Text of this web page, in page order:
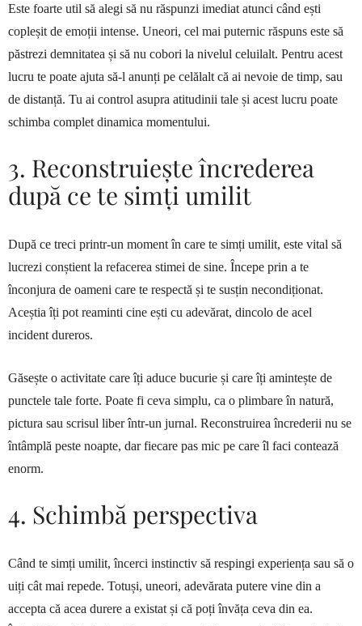
Este foarte util să alegi să nu răspunzi imediat atunci când ești
copleșit de emoții intense. Uneori, cel mai puternic răspuns este să
păstrezi demnitatea și să nu cobori la nivelul celuilalt. Pentru acest
lucru te poate ajuta să-l anunți pe celălalt că ai nevoie de timp, sau
de distanță. Tu ai control asupra atitudinii tale și acest lucru poate
schimba complet dinamica momentului.
3. Reconstruiește încrederea
după ce te simți umilit
După ce treci printr-un moment în care te simți umilit, este vital să
lucrezi conștient la refacerea stimei de sine. Începe prin a te
înconjura de oameni care te respectă și te susțin necondiționat.
Aceștia îți pot reaminti cine ești cu adevărat, dincolo de acel
incident dureros.
Găsește o activitate care îți aduce bucurie și care îți amintește de
punctele tale forte. Poate fi ceva simplu, ca o plimbare în natură,
pictura sau scrisul liber într-un jurnal. Reconstruirea încrederii nu se
întâmplă peste noapte, dar fiecare pas mic pe care îl faci contează
enorm.
4. Schimbă perspectiva
Când te simți umilit, încerci instinctiv să respingi experiența sau să o
uiți cât mai repede. Totuși, uneori, adevărata putere vine din a
accepta că acea durere a existat și că poți învăța ceva din ea.